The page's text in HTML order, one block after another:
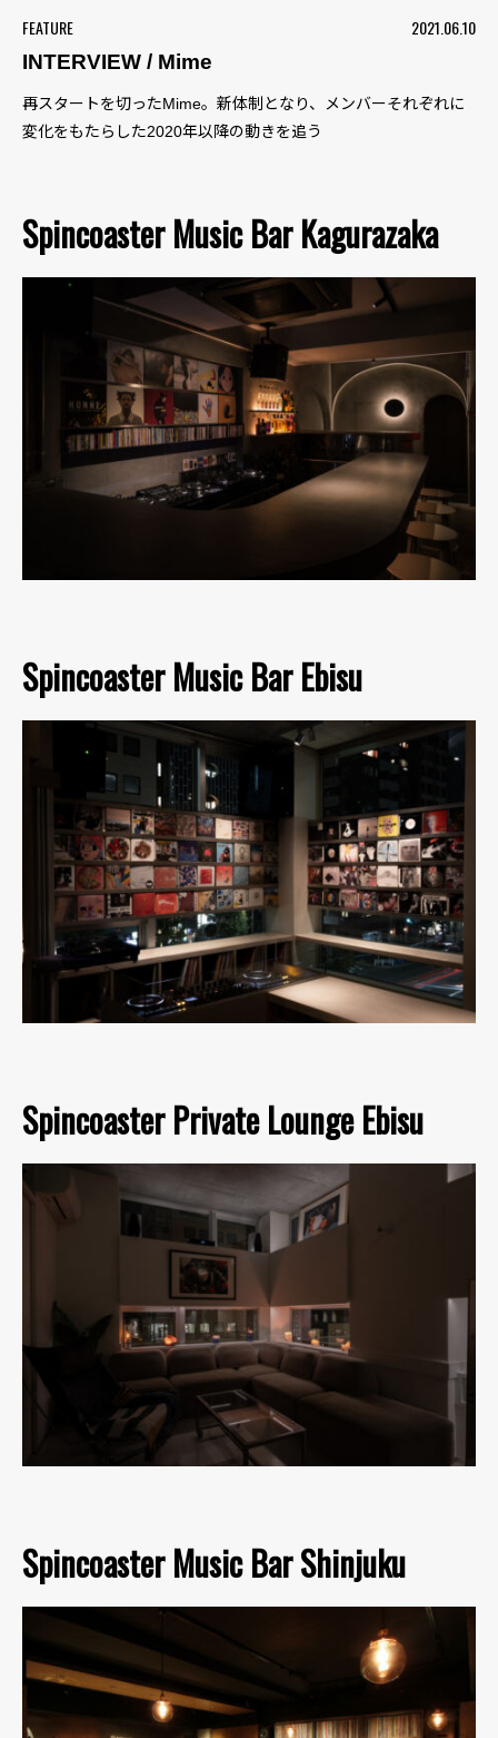
FEATURE
2021.06.10
INTERVIEW / Mime
再スタートを切ったMime。新体制となり、メンバーそれぞれに
変化をもたらした2020年以降の動きを追う
Spincoaster Music Bar Kagurazaka
Spincoaster Music Bar Ebisu
Spincoaster Private Lounge Ebisu
Spincoaster Music Bar Shinjuku